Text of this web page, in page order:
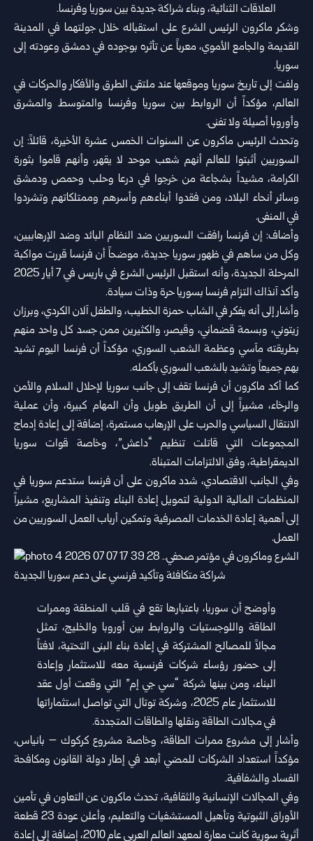
العلاقات الثنائية، وبناء شراكة جديدة بين سوريا وفرنسا.
وشكر ماكرون الرئيس الشرع على استقباله خلال جولتهما في المدينة
القديمة والجامع الأموي، معرباً عن تأثره بوجوده في دمشق وعودته إلى
سوريا.
ولفت إلى تاريخ سوريا وموقعها عند ملتقى الطرق والأفكار والحركات في
العالم، مؤكداً أن الروابط بين سوريا وفرنسا والمتوسط والمشرق
وأوروبا أصيلة ولا تفنى.
وتحدث الرئيس ماكرون عن السنوات الخمس عشرة الأخيرة، قائلاً: إن
السوريين أثبتوا للعالم أنهم شعب موحد لا يقهر، وأنهم قاموا بثورة
الكرامة، مشيداً بشجاعة من خرجوا في درعا وحلب وحمص ودمشق
وسائر أنحاء البلاد، ومن فقدوا أبناءهم وأسرهم وممتلكاتهم وتشردوا
في المنفى.
وأضاف: إن فرنسا رافقت السوريين ضد النظام البائد وضد الإرهابيين،
وكل من ساهم في ظهور سوريا جديدة، موضحاً أن فرنسا قررت مواكبة
المرحلة الجديدة، وأنه استقبل الرئيس الشرع في باريس في 7 أيار 2025
وأكد آنذاك التزام فرنسا بسوريا حرة وذات سيادة.
وأشار إلى أنه يفكر في الشاب حمزة الخطيب، والطفل آلان الكردي، وبرزان
زيتوني، وبسمة قضماني، وقيصر، والكثيرين ممن جسد كل واحد منهم
بطريقته مآسي وعظمة الشعب السوري، مؤكداً أن فرنسا اليوم تشيد
بهم جميعاً وتشيد بالشعب السوري بأكمله.
كما أكد ماكرون أن فرنسا تقف إلى جانب سوريا لإحلال السلام والأمن
والرخاء، مشيراً إلى أن الطريق طويل وأن المهام كبيرة، وأن عملية
الانتقال السياسي والحرب على الإرهاب مستمرة، إضافة إلى إعادة إدماج
المجموعات التي قاتلت تنظيم “داعش”، وخاصة قوات سوريا
الديمقراطية، وفق الالتزامات المتبناة.
وفي الجانب الاقتصادي، شدد ماكرون على أن فرنسا ستدعم سوريا في
المنظمات المالية الدولية لتمويل إعادة البناء وتنفيذ المشاريع، مشيراً
إلى أهمية إعادة الخدمات المصرفية وتمكين أرباب العمل السوريين من
العمل.
وأوضح أن سوريا، باعتبارها تقع في قلب المنطقة وممرات
الطاقة واللوجستيات والروابط بين أوروبا والخليج، تمثل
مجالاً للمصالح المشتركة في إعادة بناء البنى التحتية، لافتاً
إلى حضور رؤساء شركات فرنسية معه للاستثمار وإعادة
البناء، ومن بينها شركة “سي جي إم” التي وقعت أول عقد
للاستثمار عام 2025، وشركة توتال التي تواصل استثماراتها
في مجالات الطاقة ونقلها والطاقات المتجددة.
وأشار إلى مشروع ممرات الطاقة، وخاصة مشروع كركوك – بانياس،
مؤكداً استعداد الشركات للمضي أبعد في إطار دولة القانون ومكافحة
الفساد والشفافية.
وفي المجالات الإنسانية والثقافية، تحدث ماكرون عن التعاون في تأمين
الأوراق الثبوتية وتأهيل المستشفيات والتعليم، وأعلن عودة 23 قطعة
أثرية سورية كانت معارة لمعهد العالم العربي عام 2010، إضافة إلى إعادة